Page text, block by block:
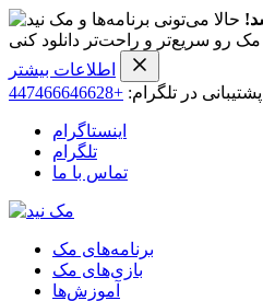
حالا می‌تونی برنامه‌ها و
رو سریع‌تر و راحت‌تر دانلود کنی
اطلاعات بیشتر
پشتیبانی در تلگرام: +447466646628
اینستاگرام
تلگرام
تماس با ما
برنامه‌های مک
بازی‌های مک
آموزش‌ها